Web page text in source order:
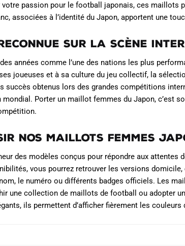
passion pour le football japonais, ces maillots
associées à l’identité du Japon, apportent une
sur la scène
années comme l’une des nations les plus
joueuses et à sa culture du jeu collectif, la
succès obtenus lors des grandes compétitions
Porter un maillot femmes du Japon, c’est
nos maillots femmes
des modèles conçus pour répondre aux
vous pourrez retrouver les versions
le numéro ou différents badges officiels. Les
une collection de maillots de football ou adopter
ils permettent d’afficher fièrement les